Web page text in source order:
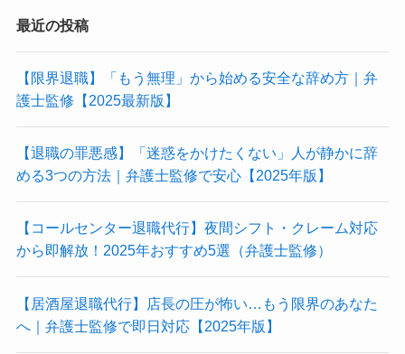
最近の投稿
【限界退職】「もう無理」から始める安全な辞め方｜弁
護士監修【2025最新版】
【退職の罪悪感】「迷惑をかけたくない」人が静かに辞
める3つの方法｜弁護士監修で安心【2025年版】
【コールセンター退職代行】夜間シフト・クレーム対応
から即解放！2025年おすすめ5選（弁護士監修）
【居酒屋退職代行】店長の圧が怖い…もう限界のあなた
へ｜弁護士監修で即日対応【2025年版】